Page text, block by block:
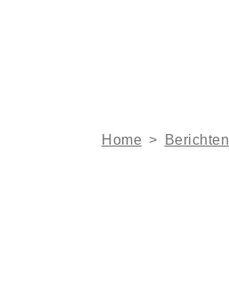
Home > Berichten